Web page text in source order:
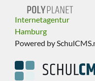
Internetagentur
Hamburg
Powered by